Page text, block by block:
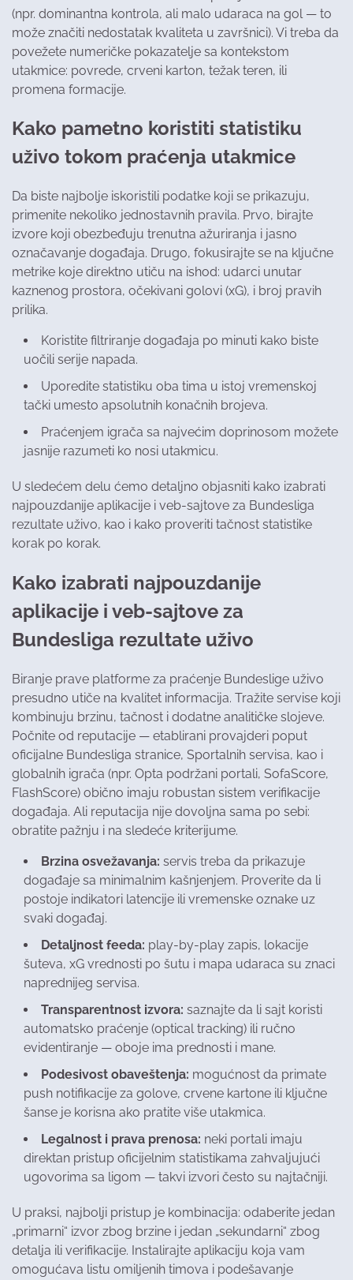
(npr. dominantna kontrola, ali malo udaraca na gol — to
može značiti nedostatak kvaliteta u završnici). Vi treba da
povežete numeričke pokazatelje sa kontekstom
utakmice: povrede, crveni karton, težak teren, ili
promena formacije.
Kako pametno koristiti statistiku
uživo tokom praćenja utakmice
Da biste najbolje iskoristili podatke koji se prikazuju,
primenite nekoliko jednostavnih pravila. Prvo, birajte
izvore koji obezbeđuju trenutna ažuriranja i jasno
označavanje događaja. Drugo, fokusirajte se na ključne
metrike koje direktno utiču na ishod: udarci unutar
kaznenog prostora, očekivani golovi (xG), i broj pravih
prilika.
Koristite filtriranje događaja po minuti kako biste
uočili serije napada.
Uporedite statistiku oba tima u istoj vremenskoj
tački umesto apsolutnih konačnih brojeva.
Praćenjem igrača sa najvećim doprinosom možete
jasnije razumeti ko nosi utakmicu.
U sledećem delu ćemo detaljno objasniti kako izabrati
najpouzdanije aplikacije i veb-sajtove za Bundesliga
rezultate uživo, kao i kako proveriti tačnost statistike
korak po korak.
Kako izabrati najpouzdanije
aplikacije i veb-sajtove za
Bundesliga rezultate uživo
Biranje prave platforme za praćenje Bundeslige uživo
presudno utiče na kvalitet informacija. Tražite servise koji
kombinuju brzinu, tačnost i dodatne analitičke slojeve.
Počnite od reputacije — etablirani provajderi poput
oficijalne Bundesliga stranice, Sportalnih servisa, kao i
globalnih igrača (npr. Opta podržani portali, SofaScore,
FlashScore) obično imaju robustan sistem verifikacije
događaja. Ali reputacija nije dovoljna sama po sebi:
obratite pažnju i na sledeće kriterijume.
Brzina osvežavanja: servis treba da prikazuje
događaje sa minimalnim kašnjenjem. Proverite da li
postoje indikatori latencije ili vremenske oznake uz
svaki događaj.
Detaljnost feeda: play-by-play zapis, lokacije
šuteva, xG vrednosti po šutu i mapa udaraca su znaci
naprednijeg servisa.
Transparentnost izvora: saznajte da li sajt koristi
automatsko praćenje (optical tracking) ili ručno
evidentiranje — oboje ima prednosti i mane.
Podesivost obaveštenja: mogućnost da primate
push notifikacije za golove, crvene kartone ili ključne
šanse je korisna ako pratite više utakmica.
Legalnost i prava prenosa: neki portali imaju
direktan pristup oficijelnim statistikama zahvaljujući
ugovorima sa ligom — takvi izvori često su najtačniji.
U praksi, najbolji pristup je kombinacija: odaberite jedan
„primarni“ izvor zbog brzine i jedan „sekundarni“ zbog
detalja ili verifikacije. Instalirajte aplikaciju koja vam
omogućava listu omiljenih timova i podešavanje